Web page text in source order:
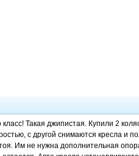
Такая джипистая. Купили 2
с другой снимаются кресла и
Им не нужна дополнительная